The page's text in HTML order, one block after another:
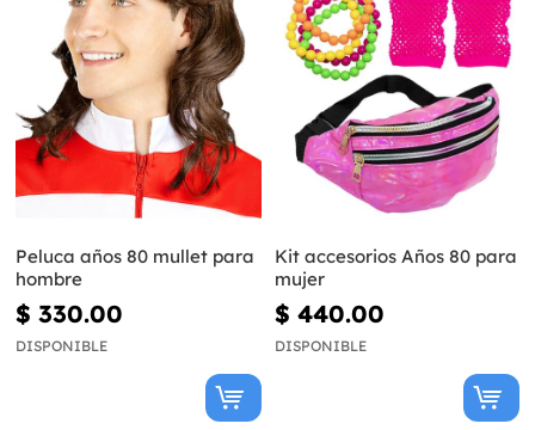
Peluca años 80 mullet para
hombre
$ 330.00
DISPONIBLE
Kit accesorios Años 80 para
mujer
$ 440.00
DISPONIBLE